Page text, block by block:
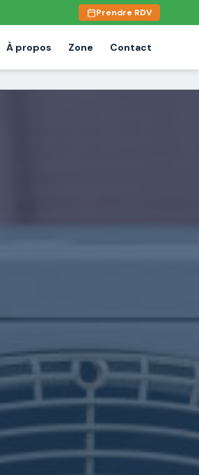
Prendre RDV
À propos Zone Contact